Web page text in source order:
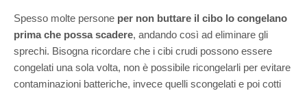
Spesso molte persone per non buttare il cibo lo congelano
prima che possa scadere, andando così ad eliminare gli
sprechi. Bisogna ricordare che i cibi crudi possono essere
congelati una sola volta, non è possibile ricongelarli per evitare
contaminazioni batteriche, invece quelli scongelati e poi cotti